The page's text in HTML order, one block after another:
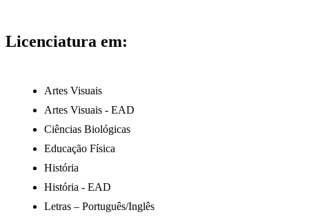
Licenciatura em:
Artes Visuais
Artes Visuais - EAD
Ciências Biológicas
Educação Física
História
História - EAD
Letras – Português/Inglês